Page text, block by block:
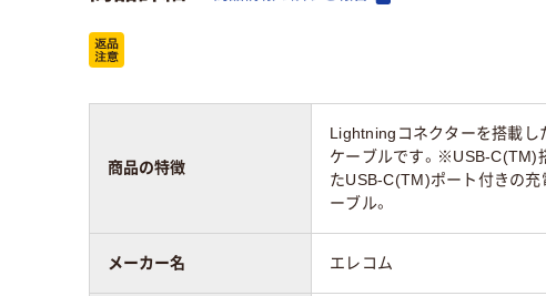
商品の特徴
Lightningコネクターを搭載し
ケーブルです。※USB-C(TM)
たUSB-C(TM)ポート付きの充
ーブル。
メーカー名 エレコム